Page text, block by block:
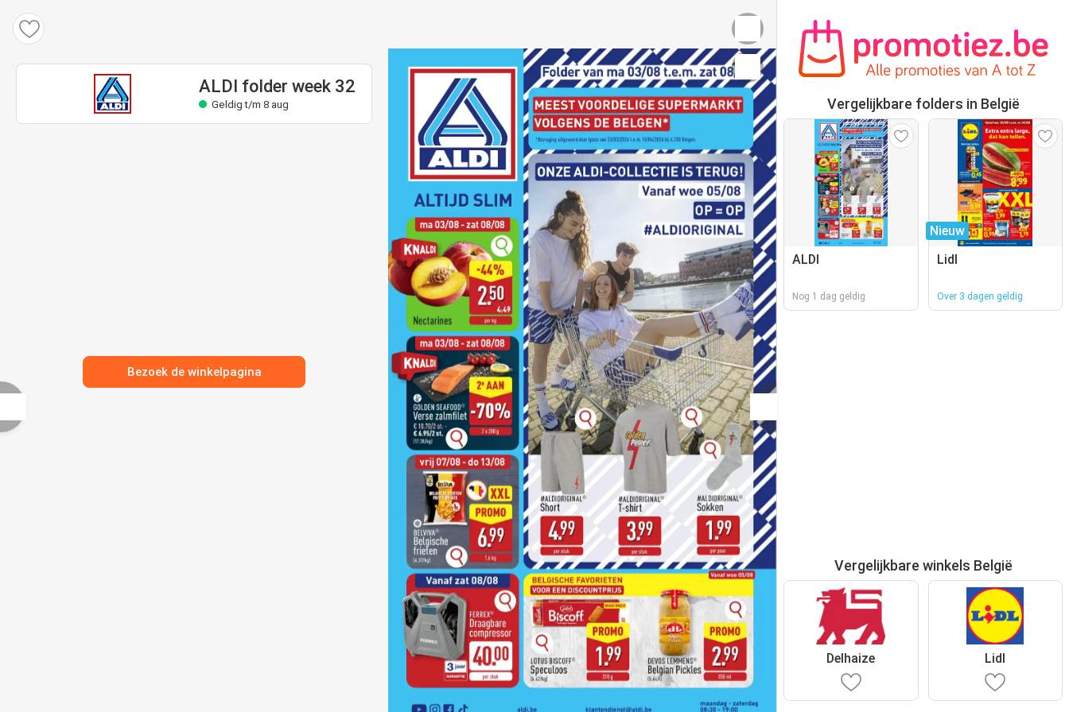
ALDI folder week 32
Geldig t/m 8 aug
Bezoek de winkelpagina
Vergelijkbare folders in België
ALDI
Nog 1 dag geldig
Nieuw
Lidl
Over 3 dagen geldig
Vergelijkbare winkels België
Delhaize Lidl